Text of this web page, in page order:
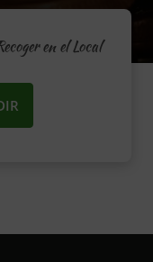
en el Local